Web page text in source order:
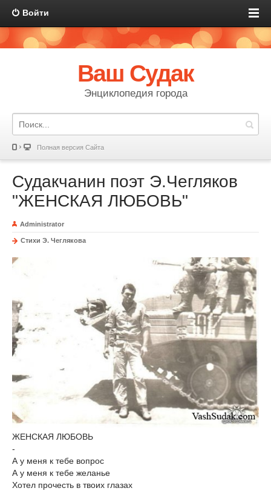
Войти
Ваш Судак
Энциклопедия города
Полная версия Сайта
Судакчанин поэт Э.Чегляков
"ЖЕНСКАЯ ЛЮБОВЬ"
Administrator
Стихи Э. Чеглякова
ЖЕНСКАЯ ЛЮБОВЬ
-
А у меня к тебе вопрос
А у меня к тебе желанье
Хотел прочесть в твоих глазах